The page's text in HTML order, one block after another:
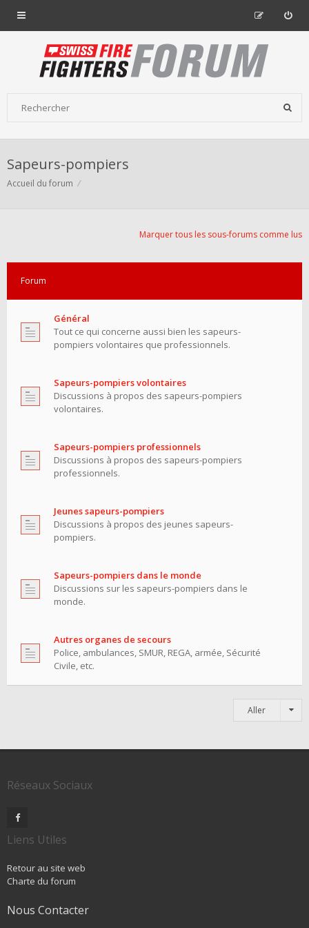
Sapeurs-pompiers
Accueil du forum
Marquer tous les sous-forums comme lus
Forum
Général
Tout ce qui concerne aussi bien les sapeurs-
pompiers volontaires que professionnels.
Sapeurs-pompiers volontaires
Discussions à propos des sapeurs-pompiers
volontaires.
Sapeurs-pompiers professionnels
Discussions à propos des sapeurs-pompiers
professionnels.
Jeunes sapeurs-pompiers
Discussions à propos des jeunes sapeurs-
pompiers.
Sapeurs-pompiers dans le monde
Discussions sur les sapeurs-pompiers dans le
monde.
Autres organes de secours
Police, ambulances, SMUR, REGA, armée, Sécurité
Civile, etc.
Aller
Réseaux Sociaux
Liens Utiles
Retour au site web
Charte du forum
Nous Contacter